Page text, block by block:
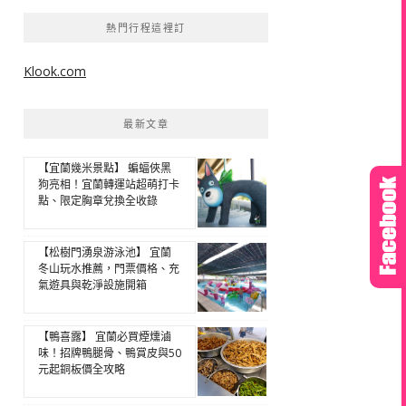
熱門行程這裡訂
Klook.com
最新文章
【宜蘭幾米景點】 蝙蝠俠黑
狗亮相！宜蘭轉運站超萌打卡
點、限定胸章兌換全收錄
【松樹門湧泉游泳池】 宜蘭
冬山玩水推薦，門票價格、充
氣遊具與乾淨設施開箱
【鴨喜露】 宜蘭必買煙燻滷
味！招牌鴨腿骨、鴨賞皮與50
元起銅板價全攻略